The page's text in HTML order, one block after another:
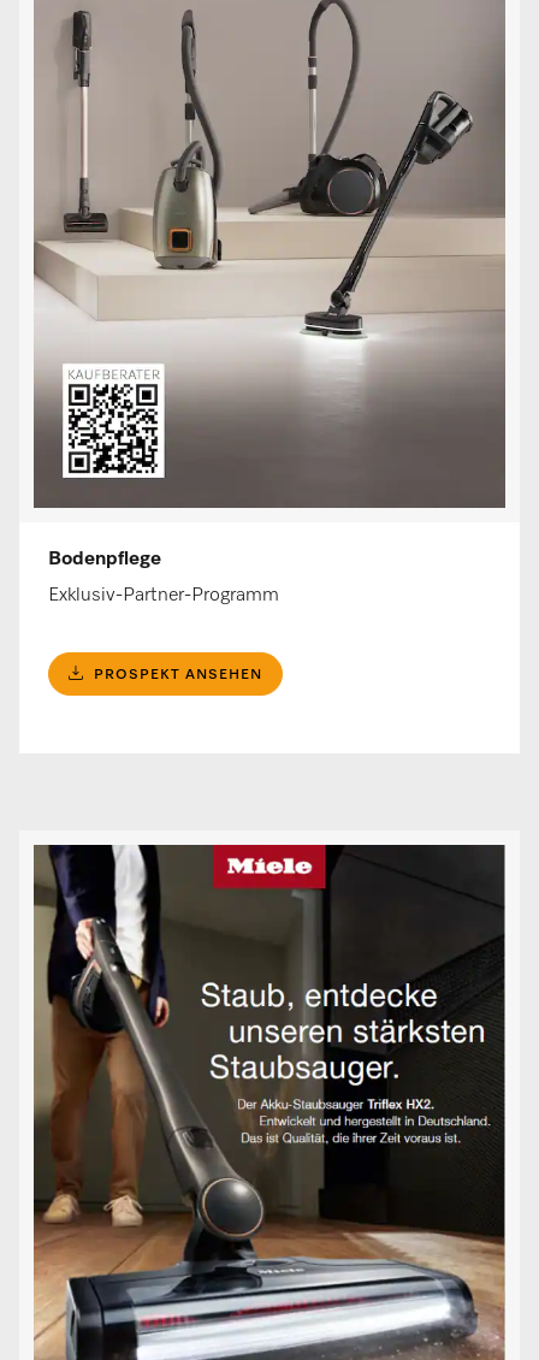
Bodenpflege
Exklusiv-Partner-Programm
PROSPEKT ANSEHEN